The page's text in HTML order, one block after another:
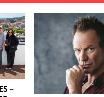
–